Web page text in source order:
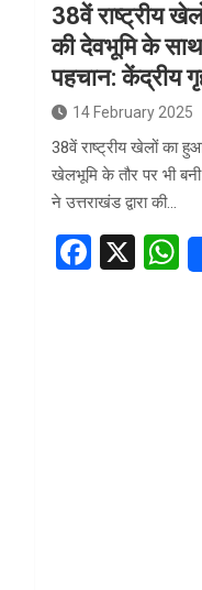
38वें राष्ट्रीय
की देवभूमि के
पहचान: केंद्रीय
14 February 2025
38वें राष्ट्रीय खेलों का
खेलभूमि के तौर पर भी
ने उत्तराखंड द्वारा की…
F
X